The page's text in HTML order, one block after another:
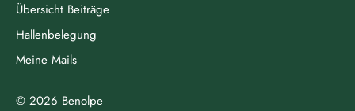
Übersicht Beiträge
Hallenbelegung
Meine Mails
© 2026 Benolpe